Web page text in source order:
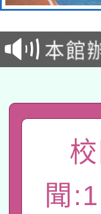
招甄
招)
適應
本館
暨閱
科技
礎課
A3數
pilot
有
薪期
轉知
聞